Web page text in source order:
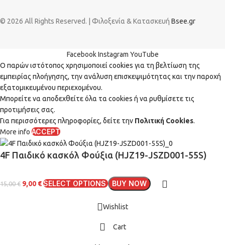
© 2026 All Rights Reserved. | Φιλοξενία & Κατασκευή Bsee.gr
Facebook Instagram YouTube
Ο παρών ιστότοπος χρησιμοποιεί cookies για τη βελτίωση της
εμπειρίας πλοήγησης, την ανάλυση επισκεψιμότητας και την παροχή
εξατομικευμένου περιεχομένου.
Μπορείτε να αποδεχθείτε όλα τα cookies ή να ρυθμίσετε τις
προτιμήσεις σας.
Για περισσότερες πληροφορίες, δείτε την Πολιτική Cookies.
More info ACCEPT
4F Παιδικό κασκόλ Φούξια (HJZ19-JSZD001-55S)
15,00€ 9,00 €SELECT OPTIONS BUY NOW
Wishlist
Cart